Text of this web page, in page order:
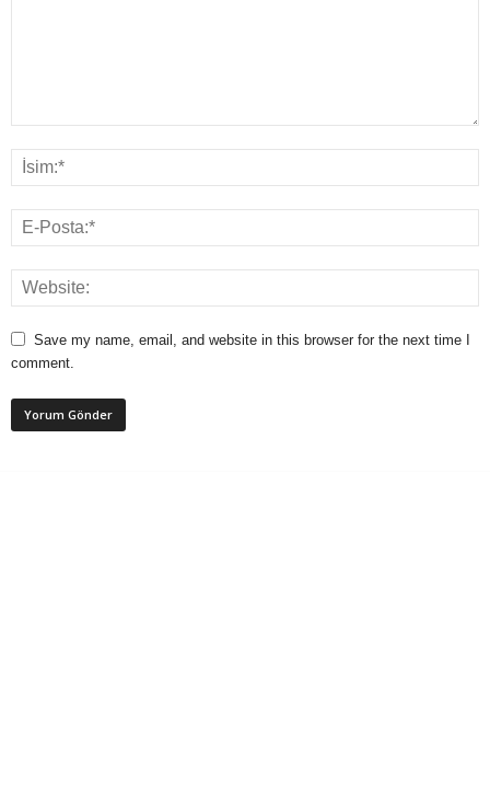
Save my name, email, and website in this browser for the next time I
comment.